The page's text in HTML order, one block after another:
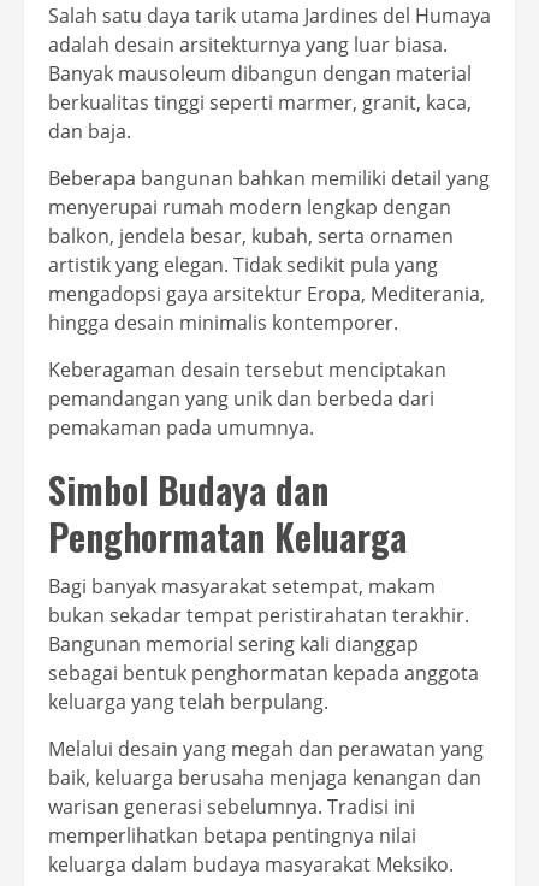
Salah satu daya tarik utama Jardines del Humaya
adalah desain arsitekturnya yang luar biasa.
Banyak mausoleum dibangun dengan material
berkualitas tinggi seperti marmer, granit, kaca,
dan baja.
Beberapa bangunan bahkan memiliki detail yang
menyerupai rumah modern lengkap dengan
balkon, jendela besar, kubah, serta ornamen
artistik yang elegan. Tidak sedikit pula yang
mengadopsi gaya arsitektur Eropa, Mediterania,
hingga desain minimalis kontemporer.
Keberagaman desain tersebut menciptakan
pemandangan yang unik dan berbeda dari
pemakaman pada umumnya.
Simbol Budaya dan
Penghormatan Keluarga
Bagi banyak masyarakat setempat, makam
bukan sekadar tempat peristirahatan terakhir.
Bangunan memorial sering kali dianggap
sebagai bentuk penghormatan kepada anggota
keluarga yang telah berpulang.
Melalui desain yang megah dan perawatan yang
baik, keluarga berusaha menjaga kenangan dan
warisan generasi sebelumnya. Tradisi ini
memperlihatkan betapa pentingnya nilai
keluarga dalam budaya masyarakat Meksiko.